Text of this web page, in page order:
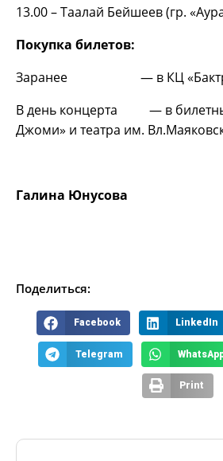
13.00 – Таалай Бейшеев (гр.
Покупка билетов:
Заранее — в КЦ
В день концерта — в
Джоми» и театра им.
Галина Юнусова
Поделиться:
Facebook LinkedIn
Telegram
Print